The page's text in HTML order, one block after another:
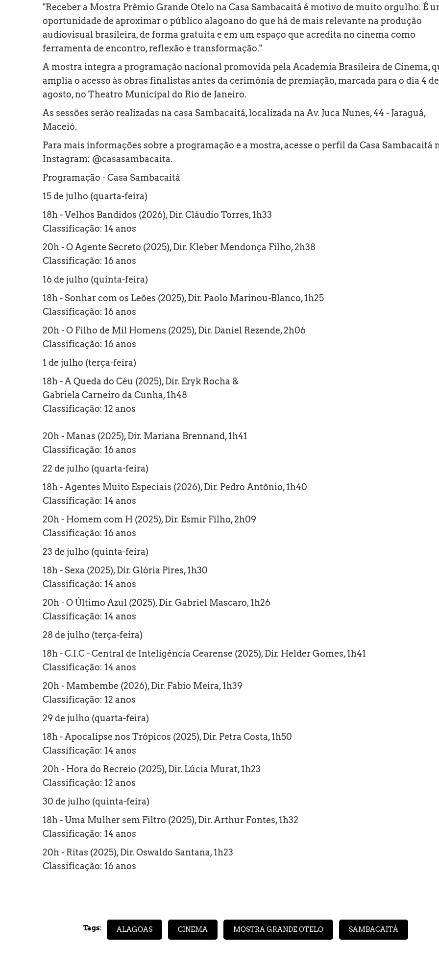
"Receber a Mostra Prêmio Grande Otelo na Casa Sambacaitá é motivo de muito orgulho. É
oportunidade de aproximar o público alagoano do que há de mais relevante na produção
audiovisual brasileira, de forma gratuita e em um espaço que acredita no cinema como
ferramenta de encontro, reflexão e transformação."
A mostra integra a programação nacional promovida pela Academia Brasileira de Cinema,
amplia o acesso às obras finalistas antes da cerimônia de premiação, marcada para o dia 4 de
agosto, no Theatro Municipal do Rio de Janeiro.
As sessões serão realizadas na casa Sambacaitá, localizada na Av. Juca Nunes, 44 - Jaraguá,
Maceió.
Para mais informações sobre a programação e a mostra, acesse o perfil da Casa Sambacaitá
Instagram: @casasambacaita.
Programação - Casa Sambacaitá
15 de julho (quarta-feira)
18h - Velhos Bandidos (2026), Dir. Cláudio Torres, 1h33
Classificação: 14 anos
20h - O Agente Secreto (2025), Dir. Kleber Mendonça Filho, 2h38
Classificação: 16 anos
16 de julho (quinta-feira)
18h - Sonhar com os Leões (2025), Dir. Paolo Marinou-Blanco, 1h25
Classificação: 16 anos
20h - O Filho de Mil Homens (2025), Dir. Daniel Rezende, 2h06
Classificação: 16 anos
1 de julho (terça-feira)
18h - A Queda do Céu (2025), Dir. Eryk Rocha &
Gabriela Carneiro da Cunha, 1h48
Classificação: 12 anos
20h - Manas (2025), Dir. Mariana Brennand, 1h41
Classificação: 16 anos
22 de julho (quarta-feira)
18h - Agentes Muito Especiais (2026), Dir. Pedro Antônio, 1h40
Classificação: 14 anos
20h - Homem com H (2025), Dir. Esmir Filho, 2h09
Classificação: 16 anos
23 de julho (quinta-feira)
18h - Sexa (2025), Dir. Glória Pires, 1h30
Classificação: 14 anos
20h - O Último Azul (2025), Dir. Gabriel Mascaro, 1h26
Classificação: 14 anos
28 de julho (terça-feira)
18h - C.I.C - Central de Inteligência Cearense (2025), Dir. Helder Gomes, 1h41
Classificação: 14 anos
20h - Mambembe (2026), Dir. Fabio Meira, 1h39
Classificação: 12 anos
29 de julho (quarta-feira)
18h - Apocalipse nos Trópicos (2025), Dir. Petra Costa, 1h50
Classificação: 14 anos
20h - Hora do Recreio (2025), Dir. Lúcia Murat, 1h23
Classificação: 12 anos
30 de julho (quinta-feira)
18h - Uma Mulher sem Filtro (2025), Dir. Arthur Fontes, 1h32
Classificação: 14 anos
20h - Ritas (2025), Dir. Oswaldo Santana, 1h23
Classificação: 16 anos
Tags: ALAGOAS CINEMA MOSTRA GRANDE OTELO SAMBACAITÁ